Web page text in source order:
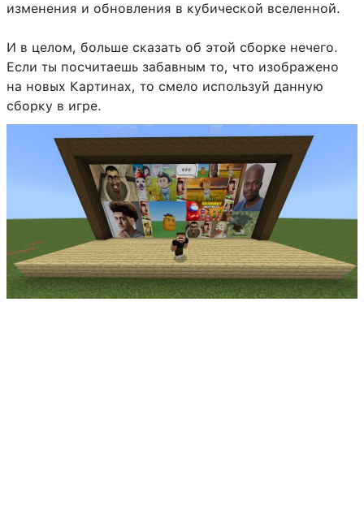
изменения и обновления в кубической вселенной.
И в целом, больше сказать об этой сборке нечего.
Если ты посчитаешь забавным то, что изображено
на новых Картинах, то смело используй данную
сборку в игре.